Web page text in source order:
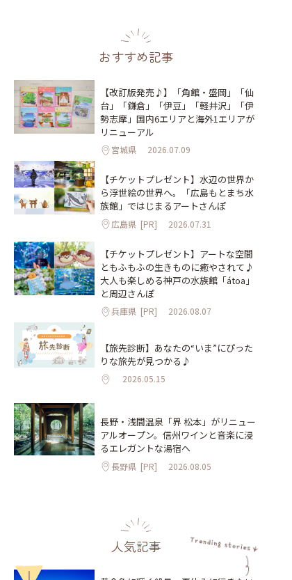
おすすめ記事
【改訂版発売♪】「角館・盛岡」「仙
台」「鎌倉」「伊豆」「軽井沢」「伊
勢志摩」国内6エリアと海外1エリアが
リニューアル
宮城県 2026.07.09
【チケットプレゼント】水辺の世界か
ら浮世絵の世界へ。「広島もとまち水
族館」ではじまるアートさんぽ
広島県 [PR] 2026.07.31
【チケットプレゼント】アートな空間
ともふもふの生きものに癒やされて♪
大人も楽しめる神戸の水族館「átoa」
と周辺さんぽ
兵庫県 [PR] 2026.08.07
【旅先診断】あなたの“いま”にぴった
りな旅先が見つかる♪
2026.05.15
長野・浅間温泉「界 松本」がリニュー
アルオープン。信州ワインと音楽に浸
るエレガントな湯宿へ
長野県 [PR] 2026.08.05
人気記事
1